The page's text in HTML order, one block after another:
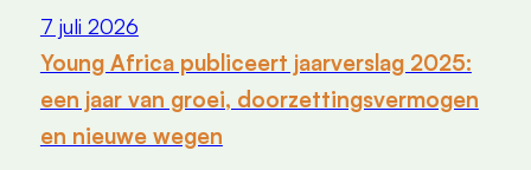
7 juli 2026
Young Africa publiceert jaarverslag 2025:
een jaar van groei, doorzettingsvermogen
en nieuwe wegen